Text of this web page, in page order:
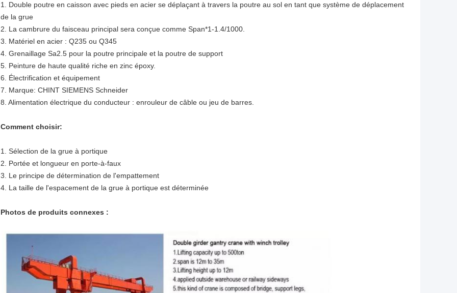
1. Double poutre en caisson avec pieds en acier se déplaçant à travers la poutre au sol en tant que système de déplacement
de la grue
2. La cambrure du faisceau principal sera conçue comme Span*1-1.4/1000.
3. Matériel en acier : Q235 ou Q345
4. Grenaillage Sa2.5 pour la poutre principale et la poutre de support
5. Peinture de haute qualité riche en zinc époxy.
6. Électrification et équipement
7. Marque: CHINT SIEMENS Schneider
8. Alimentation électrique du conducteur : enrouleur de câble ou jeu de barres.
Comment choisir:
1. Sélection de la grue à portique
2. Portée et longueur en porte-à-faux
3. Le principe de détermination de l'empattement
4. La taille de l'espacement de la grue à portique est déterminée
Photos de produits connexes :